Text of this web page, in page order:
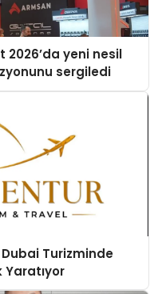
2026’da yeni nesil
sergiledi
Turizminde
Yaratıyor